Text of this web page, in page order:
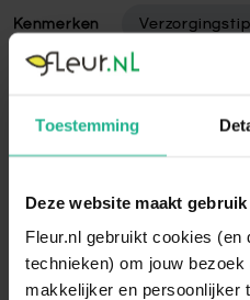
Toestemming
Deze website maakt
Fleur.nl gebruikt cookies (en
technieken) om jouw
makkelijker en persoonlijker
Kenmerken
Specificaties